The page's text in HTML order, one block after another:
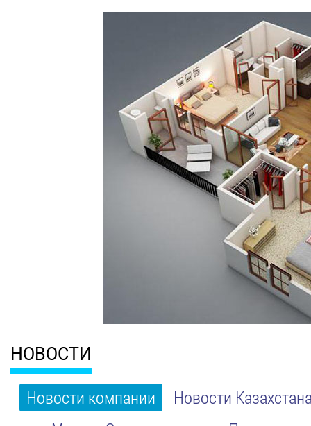
НОВОСТИ
Новости компании
Новости